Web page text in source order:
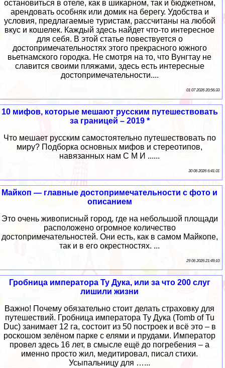
остановиться в отеле, как в шикарном, так и бюджетном,
арендовать особняк или домик на берегу. Удобства и
условия, предлагаемые туристам, рассчитаны на любой
вкус и кошелек. Каждый здесь найдет что-то интересное
для себя. В этой статье повествуется о
достопримечательностях этого прекрасного южного
вьетнамского городка. Не смотря на то, что Вунгтау не
славится своими пляжами, здесь есть интересные
достопримечательности....
01 07 2026 20:56:33
10 мифов, которые мешают русским путешествовать
за границей – 2019 *
Что мешает русским самостоятельно путешествовать по
миру? Подборка основных мифов и стереотипов,
навязанных нам С М И ......
30 06 2026 6:41:31
Майкоп — главные достопримечательности c фото и
описанием
Это очень живописный город, где на небольшой площади
расположено огромное количество
достопримечательностей. Они есть, как в самом Майкопе,
так и в его окрестностях. ...
29 06 2026 21:49:10
Гробница императора Ту Дука, или за что 200 слуг
лишили жизни
Важно! Почему обязательно стоит делать страховку для
путешествий. Гробница императора Ту Дука (Tomb of Tu
Duc) занимает 12 га, состоит из 50 построек и всё это – в
роскошом зелёном парке с елями и прудами. Император
провел здесь 16 лет, в смысле ещё до погребения – а
именно просто жил, медитировал, писал стихи.
Усыпальницу для …...